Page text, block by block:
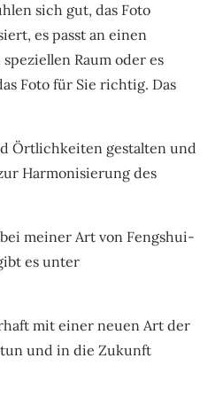
sich gut, das Foto
es passt an einen
Raum oder es
Foto für Sie richtig. Das
Örtlichkeiten gestalten und
Harmonisierung des
meiner Art von Fengshui-
es unter
mit einer neuen Art der
und in die Zukunft